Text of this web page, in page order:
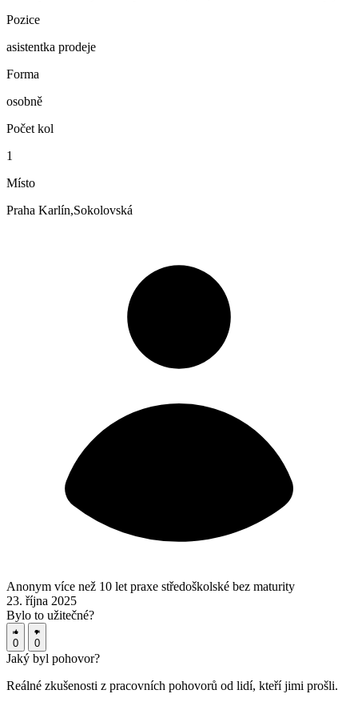
Pozice
asistentka prodeje
Forma
osobně
Počet kol
1
Místo
Praha Karlín,Sokolovská
Anonym více než 10 let praxe středoškolské bez maturity
23. října 2025
Bylo to užitečné?
0 0
Jaký byl pohovor?
Reálné zkušenosti z pracovních pohovorů od lidí, kteří jimi prošli.